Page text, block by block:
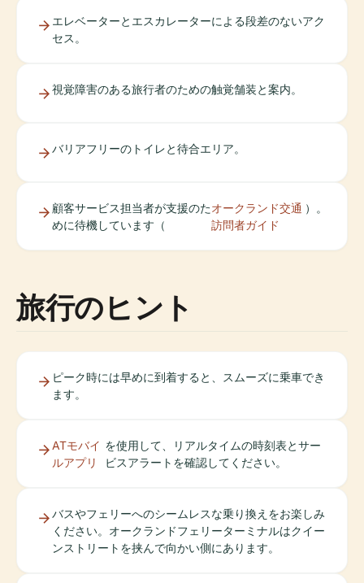
エレベーターとエスカレーターによる段差のないアク
セス。
視覚障害のある旅行者のための触覚舗装と案内。
バリアフリーのトイレと待合エリア。
顧客サービス担当者が支援のた
めに待機しています（
オークランド交通
訪問者ガイド
）。
旅行のヒント
ピーク時には早めに到着すると、スムーズに乗車でき
ます。
ATモバイ
ルアプリ
を使用して、リアルタイムの時刻表とサー
ビスアラートを確認してください。
バスやフェリーへのシームレスな乗り換えをお楽しみ
ください。オークランドフェリーターミナルはクイー
ンストリートを挟んで向かい側にあります。